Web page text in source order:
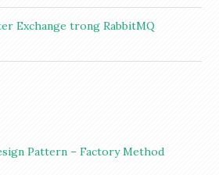
Exchange trong RabbitMQ
Pattern – Factory Method